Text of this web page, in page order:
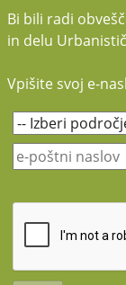
Bi bili radi
in delu
Vpišite svoj e-